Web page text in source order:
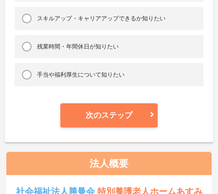
スキルアップ・キャリアアップできるか知りたい
残業時間・年間休日が知りたい
手当や福利厚生について知りたい
次のステップ
法人概要
社会福祉法人勝曼会特別養護老人ホームあすみ